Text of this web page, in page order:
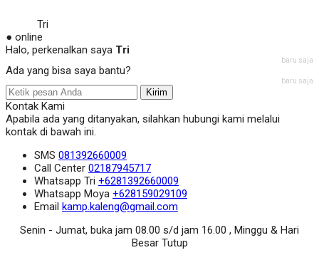
Tri
● online
Halo, perkenalkan saya Tri
baru saja
Ada yang bisa saya bantu?
baru saja
Kirim
Kontak Kami
Apabila ada yang ditanyakan, silahkan hubungi kami melalui
kontak di bawah ini.
SMS 081392660009
Call Center 02187945717
Whatsapp Tri +6281392660009
Whatsapp Moya +628159029109
Email kamp.kaleng@gmail.com
Senin - Jumat, buka jam 08.00 s/d jam 16.00 , Minggu & Hari
Besar Tutup